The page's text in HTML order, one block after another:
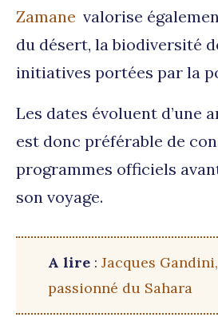
Zamane valorise
du désert, la biodiversité
initiatives portées par la
Les dates évoluent d’une
est donc préférable de
programmes officiels
son voyage.
A lire : Jacques
passionné du Sahara